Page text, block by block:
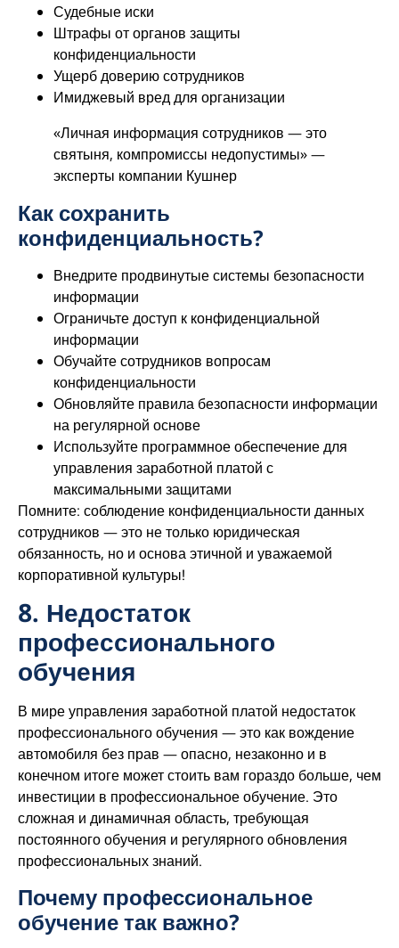
Судебные иски
Штрафы от органов защиты
конфиденциальности
Ущерб доверию сотрудников
Имиджевый вред для организации
«Личная информация сотрудников — это
святыня, компромиссы недопустимы» —
эксперты компании Кушнер
Как сохранить
конфиденциальность?
Внедрите продвинутые системы безопасности
информации
Ограничьте доступ к конфиденциальной
информации
Обучайте сотрудников вопросам
конфиденциальности
Обновляйте правила безопасности информации
на регулярной основе
Используйте программное обеспечение для
управления заработной платой с
максимальными защитами
Помните: соблюдение конфиденциальности данных
сотрудников — это не только юридическая
обязанность, но и основа этичной и уважаемой
корпоративной культуры!
8. Недостаток
профессионального
обучения
В мире управления заработной платой недостаток
профессионального обучения — это как вождение
автомобиля без прав — опасно, незаконно и в
конечном итоге может стоить вам гораздо больше, чем
инвестиции в профессиональное обучение. Это
сложная и динамичная область, требующая
постоянного обучения и регулярного обновления
профессиональных знаний.
Почему профессиональное
обучение так важно?